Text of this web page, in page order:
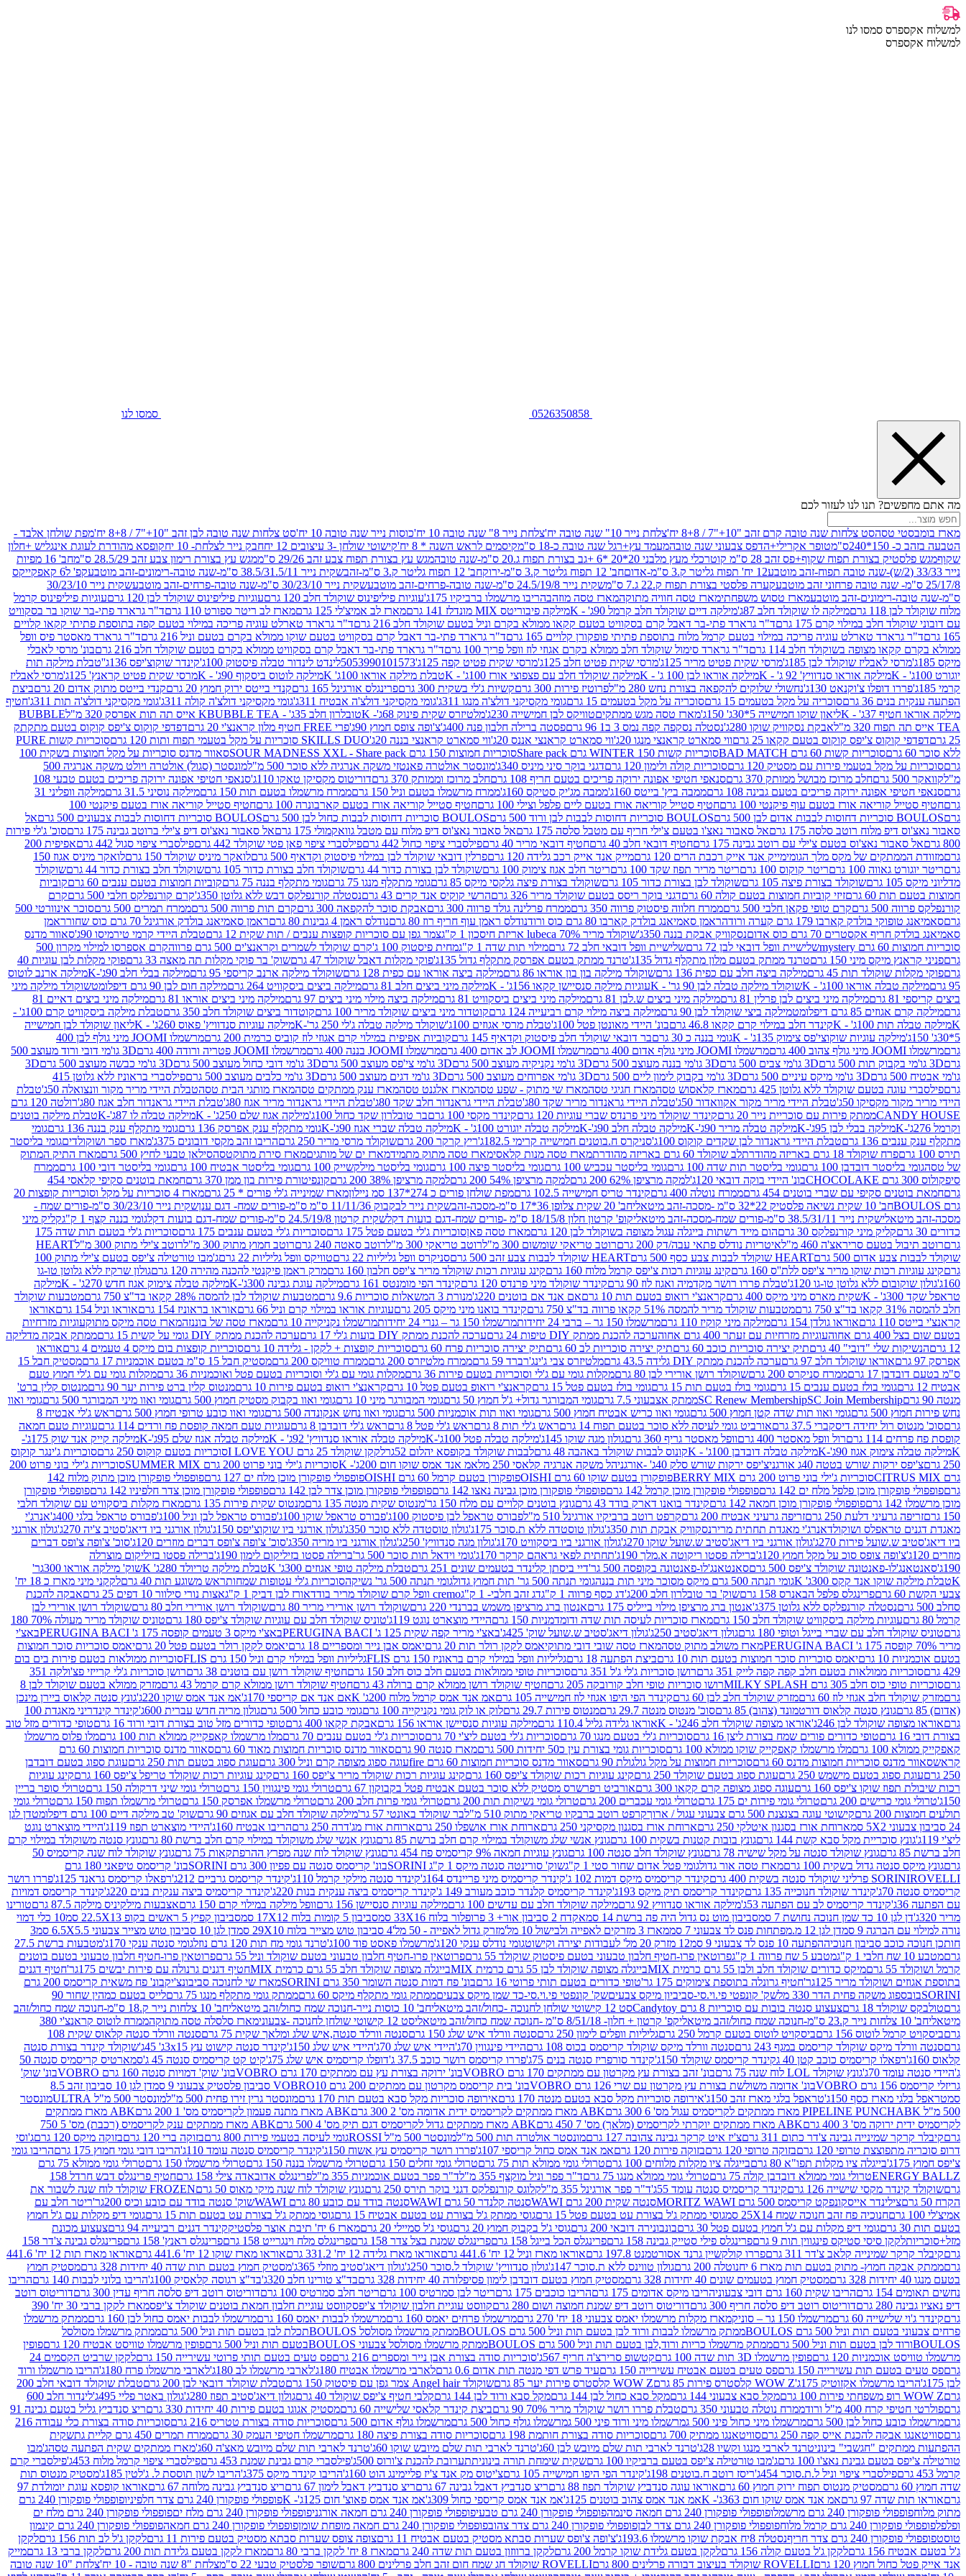
למשלוח אקספרס סמסו לנו
למשלוח אקספרס
0526350858 סמסו לנו
מה אתם מחפשים? תנו לנו לעזור לכם
מארז בומבסטי טסהסט צלחות שנה טובה קרם זהב "10+"7 / 8+8 יח' צלחת נייר 10" שנה טובה יח' צלחת נייר 8" שנה טובה 10 יח' כוסות נייר שנה טובה 10 יח' סט צלחות שנה טובה לבן זהב "10+"7 / 8+8 יח'
מפת שולחן אלבד -
הטבעה בזהב כ- 150*240ס"מ
טופר אקרילי+הדפס צבעוני שנה טובהמעמד עץ+רגל שנה טובה כ-18 ס"מ קיסמים לראש השנה * 8 יח' קישוטי שולחן -3 עיצובים 12 יח חבק נייר לצלחת- 10 יח
קופסא מהודרת לעוגת אינגליש +חלון
שקוףמגש פלסטיק בצורת תפוח שקוף+פס זהב 28 ס"מ קוטר כלי מעץ מלבני 20*20 *6 +גב בצורת תפוח ג.20 ס"מ-שנה טובה מגש עץ בצורת תפוח צבע זהב 29/26 ס"מ מגש עץ בצורת רימון צבע זהב 28.5/29 ס"מ
חב' 16 מפיות
נייר 33/33 (2/ש)-שנה טובה תפוח-זהב מוטבע
12 יח' תפוח גליטר ק.3 ס"מ-אדום חב' 12 תפוח גליטר ק.3 ס"מ-ירוק חב' 12 תפוח גליטר ק.3 ס"מ-זהב שקית נייר 38.5/31.5/11 ס"מ-שנה טובה-רימונים-זהב מוטבע
קפ' ל6 קאפקייקס
25/17/8 ס"מ- שנה טובה פרחוני זהב מוטבע
קערה פלסטי בצורת תפוח ק.22 ג.7 ס"מ שקית נייר 24.5/19/8 ס"מ-שנה טובה-פרחים-זהב מוטבע שקית נייר 30/23/10 ס"מ-שנה טובה-פרחים-זהב מוטבע
שקית נייר 30/23/10
ס"מ-שנה טובה-רימונים-זהב מוטבעמארז טסוש משפחתימארז טסה חוויה מתוקהמארז טסה מוזהבהריבו מרשמלו ברביקיו 175ג' עוגיות פיליפינוס שוקולד חלב 120 גרם עוגיות פיליפינוס שוקולד לבן 120 גרם
עוגיות פיליפינוס קרמל
מלוח שוקולד לבן 118 גרם
מילקה לו שוקולד חלב 87ג' מילקה דיים שוקולד חלב קרמל 90ג' - K מילקה פיבוריטס MIX מונדלז 141 גרם מארז לב אמיצ'לי 125 גרם מארז לב ריטר ספורט 110 גרם
ד"ר גרארד פתי-בר שוקו בר בסקוויט
עם דובוני שוקולד חלב במילוי קרם 175 גרם
ד"ר גרארד פתי-בר דאבל קרם בסקוויט בטעם קקאו ממולא בקרם וניל בטעם שוקולד חלב 216 גרם
ד"ר גרארד טארלט עוגיה פריכה במילוי בטעם קפה בתוספת פתיתי קקאו קלויים
165 גרם
ד"ר גרארד טארלט עוגיה פריכה במילוי בטעם קרמל מלוח בתוספת פתיתי פופקורן קלויים 165 גרם ד"ר גרארד פתי-בר דאבל קרם בסקוויט בטעם שוקו ממולא בקרם בטעם וניל 216 גרם
ד"ר גרארד מאסטר פיס וופל
ממולא בקרם קקאו מצופה בשוקולד חלב 114 גרם
ד"ר גרארד סימול שוקולד חלב ממולא בקרם אגוזי לוז וופל פריך 100 גרם ד"ר גרארד פתי-בר דאבל קרם בסקוויט ממולא בקרם בטעם שוקולד חלב 216 גרם
בונ' מרסי לאבלי
מיקס 185ג'
מרסי לאבליז שוקולד לבן 185ג' מרסי שקית פטיט מריר 125ג' מרסי שקית פטיט חלב 125ג' מרסי שקית פטיט קפה 125ג' 5053990101573לינדט לינדור טבלה פיסטוק 100ג' קינדר שוקוצ'יפס 136ג'
'טבלת מילקה תות
יוגורט 100ג' - K
מילקה אוראו סנדוויץ' 92 ג' - K מילקה אוראו לבן 100 ג' - K מילקה שוקולד חלב עם פצפוצי אורז 100ג' - K טבלת מילקה אוראו 100ג' K מילקה לוטוס ביסקוף 90ג' - K מרסי שקית פטיט קראנץ' 125ג'
מרסי לאבליז
קרמי 185ג'
פררו דופלו צ'וקנאט 130ג' נחשולי שלוקים להקפאה בצורת נחש 280 מ"ל פרוטיז פירות 300 גרם קשיות ג'לי בשקית 300 גרם פרינגלס אורגינל 165 גרם קנדי בייטס ירוק חמוץ 20 גרם קנדי בייטס מתוק אדום 20 גרם
ביצת
הפתעה ענקית בנים 36 גרם
סוכריה על מקל בטעמים 15 גרם סוכריה על מקל בטעמים 15 גרם גומי מקסיקני דולצ'ה מנגו 311ג' גומי מקסיקני דולצ'ה אבטיח 311ג' גומי מקסיקני דולצ'ה קולה 311ג' גומי מקסיקני דולצ'ה תות 311ג'
חטיף
מילקה אוראו חטיף 37ג' - K
ליאון שוקו חמישייה 5*30ג' 150ג' מארז טסה מגש ממתקיםטוויקס לבן חמישייה 230ג' מלטיזרס שקית פינוק 68ג'- K טובלרון חלב 35ג' - K BUBBLE TEA אייס תה תות אפרסק 320 מ"ל
BUBBLE
TEA אייס תה תפוח 320 מ"ל
אבקת נסקוויק שוקו 280ג' נסטלה נסקפה קפה נמס 3 ב1 96 גרם פסטה ברילה חלבון פנה 400ג' צ'ופה צופס חמוץ 90ג' פרי FREE חטיף מלון קראנצ'י 20 גרם
דפדפי קוקוס צ'יפס קוקוס בטעם מתקתק
25 גרם
דפדפי קוקוס צ'יפס קוקוס בטעם קקאו 25 גרם ווי סמארט קראנצי מנגו 20ג' ווי סמארט קראנצי אננס 20ג' ווי סמארט קראנצי בננה 20ג' SKILLS DUO סוכריות על מקל בטעמי תפוח ותות 120 גרם
סוכריות קשות PURE
ללא סוכר 60 גרם
סוכריות קשות 60 גרם BAD MATCH סוכריות קשות WINTER 150 גרם Share pack סוכריות חמוצות 150 גרם SOUR MADNESS XXL - Share pack
סאוור מדנס סוכריות על מקל חמוצות בשקית 100
גרםסוכריות על מקל בטעמי פירות עם מסטיק 120 גרם סוכריות קולה ולימון 120 גרם דגני בוקר סיני מיניס 340ג' מונסטר אולטרה פאנטזי משקה אנרגיה ללא סוכר 500 מ"ל
מונסטר (סגול) אולטרה ויולט משקה אנרגיה 500
מ"לקוואקר 500 גרם חלב מרוכז מבושל ממותק 370 גרם סנאפי חטיפי אפונה ירוקה פריכים בטעם חריף 108 גרם חלב מרוכז וממותק 370 גרם דוריטוס מקסיקן טאקו 110ג'
סנאפי חטיפי אפונה ירוקה פריכים בטעם טבעי 108
גרםסנאפי חטיפי אפונה ירוקה פריכים בטעם גבינה 108 גרם ממבה ביץ' בייטס 160ג' ממבה מג'יק סטיקס 160ג' ממרח מרשמלו בטעם וניל 150 גרם ממרח מרשמלו בטעם תות 150 גרם מילקה נוסיני 31.5 גרם
מילקה וופליני 31
גרםחטיף סטייל קוריאה אורז בטעם עוף פיקנטי 100 גרם חטיף סטייל קוריאה אורז בטעם ליים פלפל וצילי 100 גרם חטיף סטייל קוריאה אורז בטעם קארבונרה 100 גרם
חטיף סטייל קוריאה אורז בטעם פיקנטי 100
גרםBOULOS סוכריות דחוסות לבבות אדום לבן 500 גרם BOULOS סוכריות דחוסות לבבות לבן ורוד 500 גרם BOULOS סוכריות דחוסות לבבות כחול לבן 500 גרם BOULOS סוכריות דחוסות לבבות צבעונים 500 גרם
אל
סאבור נאצ'וס דיפ מלוח רוטב סלסה 175 גרם
אל סאבור נאצ'ו בטעם צ'ילי חריף עם מטבל סלסה 175 גרם אל סאבור נאצ'וס דיפ מלוח עם מטבל גוואקמולי 175 גרם אל סאבור נאצ'וס דיפ צ'ילי ברוטב גבינה 175 גרם
סוכ' ג'לי פירות
800 גרם
אל סאבור נאצ'וס בטעם צ'ילי עם רוטב גבינה 175 גרם חטיף דובאי חלב 40 גרם חטיף דובאי מריר 40 גרם פילסברי ציפוי כחול 442 גרם פילסברי ציפוי פאן פטי שוקולד 442 גרם פילסברי ציפוי סגול 442 גרם
אפיפית 200
גרםמזוודת הממתקים של מקס מלך הגומימייק אנד אייק רכבת הרים 120 גרם מייק אנד אייק רכב גלידה 120 גרם פרלין דובאי שוקולד לבן במילוי פיסטוק וקדאיף 500 גרם לואקר מיניס שוקולד 150 גרם
לואקר מיניס אגוז 150
גרםריטר יוגורט גאווה 100 גרם ריטר קוקוס 100 גרם ריטר מריר תפוז שקד 100 גרם ריטר חלב אגוז צימוק 100 גרם שוקולד לבן בצורת כדור 44 גרם שוקולד חלב בצורת כדור 105 גרם שוקולד חלב בצורת כדור 44 גרם
שוקולד
מדליוני מיקס 105 גרם
שוקולד בצורת פיצה 105 גרם שוקולד לבן בצורת כדור 105 גרם שוקולד בצורת פיצה גלקסי מיקס 85 גרם גומי מתקלף מנגו 75 גרם גומי מתקלף בננה 75 גרם קוביות חמוצות בטעם ענבים 60 גרם
קוביות
חמוצות בטעם תות 60 גרם
זיזי קוביות חמוצות בטעם קולה 60 גרם דגני בוקר ריסס בטעם שוקולד מריר 326 גרם הרשי קוקיס אנד קרים 43 גרם נסטלה קורנפלקס דבש ללא גלוטן 350ג' קרם קורנפלקס חלבי 500 גרם
קרם
קורנפלקס פרווה 500 גרם
קרם טופי פקאן חלבי 500 גרם ממרח חלווה פיסטוק פרווה 350 גרם ממרח פרלינה גולד פרווה 300 גרם אבקת סוכר להקפאה 300 גרם קרם תות פרווה 500 גרם ממרח תמרים 500 גרם
סוכר אינוורטי 500
גרםסאמיאנג טופוקי בולדק קארבו 179 גרם קערה ורודה ראמן סאמיאנג בולדק קארבו 80 גרם כוס ורוד נודלס ראמן עוף חריף רוז 80 גרם נודלס ראמן 4 גבינות 80 גרם ראמן סאמיאנג בולדק אורגינל 70 גרם כוס שחור
ראמן
סאמיאנג בולדק חריף אקסטרים 70 גרם כוס אדום
נסקוויק אבקת בננה 350ג' שוקולד מריר 70% lubeca אריזת חיסכון 1 ק"ג צמר גפן עם סוכריות קופצות ענבים / תות שקית 12 גרם טבלת היידי קרמי טירמיסו 90ג'
סאוור מדנס
סוכריות חמוצות 60 גרם mystery
שלישיית וופל דובאי לבן 72 גרם שלישיית וופל דובאי חלב 72 גרם מילוי תות שדה 1 ק"ג מחית פיסטוק 100 ג' קרם שוקולד לשמרים וקראנצ'ים 500 גרם פרווה
קרם אספרסו למילוי מקרון 500
גרםפניני קראנץ מיקס מיני 150 גרם טרנד ממתק בטעם מלון מתקלף גדול 135ג' טרנד ממתק בטעם אפרסק מתקלף גדול 135ג' פוקי מקלות דאבל שוקולד 47 גרם שוק' בר פוקי מקלות תה מאצה 33 גרם
פוקי מקלות לבן עוגיות 40
גרםפוקי מקלות שוקולד תות 45 גרם מילקה ביצה חלב עם כפית 136 גרם שוקולד מילקה בון בון אוראו 86 גרם מילקה ביצה אוראו עם כפית 128 גרם שוקולד מילקה ארנב קריספי 95 גרם מילקה בבלי חלב 90ג'-K
מילקה ארנב לוטוס
95 גרם
מילקה טבלה אוראו 100ג' - K שוקולד מילקה טבלה לבן 90 גר' - K עוגיות מילקה סנסיישן קקאו 156ג' - K מילקה מיני ביצים חלב 81 גרם מילקה ביצים ביסקוויט 264 גרם מילקה חום לבן 90 גרם דיפלומט
שוקולד מילקה מיני
ביצים קריספי 81 גרם
מילקה מיני ביצים לבן פרלין 81 גרם מילקה מיני ביצים ש.לבן 81 גרם מילקה מיני ביצים ביסקוויט 81 גרם מילקה ביצה מילוי מיני ביצים 97 גרם מילקה מיני ביצים אוראו 81 גרם
מילקה מיני ביצים דאיים 81
גרםמילקה קרם אגוזים 85 גרם דיפלומט מילקה ביצי שוקולד לבן 90 גרם מילקה ביצה מילוי קרם רביעייה 124 גרם קוטדור מיני ביצים שוקולד מריר 100 גרם קוטדור ביצים שוקולד חלב 350 גרם
טבלת מילקה ביסקוויט קרם 100ג' -
Kמילקה טבלה תות 100ג' - K קינדר חלב במילוי קרם קקאו 46.8 גרם בונ' היידי מאונטן פטל 100ג' טבלת מרסי אגוזים 100ג' שוקולד מילקה טבלה ג'לי 250 גר'-K מילקה עוגיות סנדוויץ' פאוס 260ג' - K
ליאון שוקולד לבן חמישייה
5*30ג' 150ג'
מילקה עוגיות שוקוצי'פס צימוק 135ג' - K גומי בננה כ 30 גרם בר דובאי שוקולד חלב פיסטוק וקדאיף 145 גרם קוביות אפיפית במילוי קרם אגוזי לוז קוביס כרמית 200 גרם
מרשמלו JOOMI מיני גולף לבן 400
גרםמרשמלו JOOMI מיני גולף צהוב 400 גרם מרשמלו JOOMI מיני גולף אדום 400 גרם מרשמלו JOOMI לב אדום 400 גרם מרשמלו JOOMI בננה 400 גרם מרשמלו JOOMI פטריה ורודה 400 גרם
3D גו'מי דובי ורוד מעוצב 500
גרם3D גו'מי בקבוק תות 500 גרם 3D גו'מי צבים 500 גרם 3D גו'מי בננה מעוצב 500 גרם 3D גו'מי נקניקיה מעוצב 500 גרם 3D גו'מי צי'פס מעוצב 500 גרם 3D גו'מי דובי כחול מעוצב 500 גרם 3D גו'מי כבשה מעוצב 500 גרם
3D
גו'מי אבטיח 500 גרם
3D גו'מי מיקס עיניים 500 גרם 3D גו'מי בקבוק לימון ליים 500 גרם 3D גו'מי אפרוחים מעוצב 500 גרם 3D גו'מי דגים מעוצב 500 גרם 3D גו'מי כלבים מעוצב 500 גרם
פילסברי בראוניז ללא גלוטן 415
גרםפילסברי עוגה בטעם שוקולד ללא גלוטן 425 גרם מארז קלאסוש טסהמארז חגיגי טסהמארז שי מתוק - שפע טסהמארז אלגנט טסהמארז ענק ממתקים טסהמארז מותגי הבית טסהטבלת היידי מריר מקור וונצואלה 50ג'
טבלת
היידי מריר מקור מקסיקו 50ג'
טבלת היידי מריר מקור אקוואדור 50ג' טבלת היידי גראנדור מריר שקד 80ג' טבלת היידי גראנדור חלב שקד 80ג' טבלת היידי גראנדור מריר אגוז 80ג' טבלת היידי גראנדור חלב אגוז 80ג'
רולטה 120 גרם
CANDY HOUSEממתק פירות עם סוכריית נייר 20 גרם קינדר שוקולד מיני פרנדס שברי עוגיות 120 גרם קינדר מקסי 100 גרם בר טובלרון שקד כחול 100ג' מילקה אגוז שלם 250ג' - K מילקה טבלה לו 87ג'-K
טבלת מילקה בוטנים
וקרמל 276ג'-K
מילקה בבלי לבן 95ג'-K מילקה טבלה מריר 90ג'-K מילקה טבלה חלב 90ג'-K מילקה טבלה יוגורט 100ג' - K מילקה טבלה שברי אגוז 90ג'-K גומי מתקלף ענק אפרסק 136 גרם גומי מתקלף ענק בננה 136 גרם
גומי
מתקלף ענק ענבים 136 גרם
טבלת היידי גראנדור לבן שקדים קוקוס 100ג' סניקרס ח.בוטנים חמישייה קרימי 182.5ג' ריץ קרקר 200 גרם שוקולד מרסי מריר 250 גרם הריבו זהב מקסי דובונים 375ג' מארז ספר ושוקולדיםגומי בליסטר
תירס 100 גרם
פרח שוקולד 18 גרם באריזה מהודרת לב שוקולד 60 גרם באריזה מהודרת מארז טסה מנות קלאסימארז טסה מתוק מתמידמארז ים של מותגיםמארז סירת מתוקטסהסילאן טבעי לחיץ 500 גרם
מארז התיק המתוק
של טסהגומי בליסטר דובדבן 100 גרם גומי בליסטר תות שדה 100 גרם גומי בליסטר עכביש 100 גרם גומי בליסטר פיצה 100 גרם גומי בליסטר מילקשייק 100 גרם גומי בליסטר אבטיח 100 גרם גומי בליסטר דובי 100 גרם
ממרח
סיפקולוס 300 גרם CHOCOLAKE
בונ' היידי בוקה דובאי 120ג' למקה מרציפן 62% 200 גרם למקה מרציפן 54% 200 גרם למקה מרציפן 38% 200 גרם קונפיטורת פירות בון ממן 370 גרם
חמאת בוטנים סקיפי קלאסי 454
גרםחמאת בוטנים סקיפי עם שברי בוטנים 454 גרם ממרח נוטלה 400 גרם קינדר טריס חמישייה 102.5 גרם מפת שולחן פורים כ 274*137 סמ ניילון מארז שמינייה ג'לי פורים * 25 גרם
מארז 4 סוכריות על מקל וסוכריות קופצות 20
גרם BOULOS
חב' 10 שקית נשיאה פלסטיק 22*32 ס"מ -מסכה-זהב מיטאלי חב' 20 שקית צלופן 36*17 ס"מ-מסכה-זהב שקית נייר לבקבוק 11/11/36 ס"מ ס"מ-פורים שמח- דגם ענן
שקית נייר 30/23/10 ס"מ-פורים שמח -
מסכה-זהב מיטאלישקית נייר 38.5/31/11 ס"מ-פורים שמח-מסכה-זהב מיטאלי קופ' קרטון חלון 18/15/8 ס"מ -פורים שמח-דגם בועות דקל שקית קרטון 24.5/19/8 ס"מ-פורים שמח-דגם בועות דקל גומי בננה קצף 1 ק"ג
קליק מיני
כדורים 30 גרם
קליק מיני קורנפלקס 30 גרם הום מייד רשתות בייגלה עגול מצופה בשוקולד לבן 120 גרם מארז טסה פאןסוכריות ג'לי בטעם פטל 175 גרם סוכריות ג'לי בטעם ענבים 175 גרם
סוכריות ג'לי בטעם תות שדה 175
גרםרוטב תיבול בטעם סריראצ'ה 460 מ"ל איטריות נודלס פתאי עבה/דק 200 גרם רוטב טריאקי שומשום 300 מ"ל רוטב טריאקי 300 מ"ל רוטב סאטה 240 גרם רוטב חמוץ מתוק 300 מ"ל רוטב צ'ילי מתוק 300 מ"ל
HEART
שוקולד לבבות צבע אדום 500 גרם
HEART שוקולד לבבות צבע כסף 500 גרם HEART שוקולד לבבות צבע זהב 500 גרם סניקרס וופל גליליות 22 גרם טוויקס וופל גליליות 22 גרם
ג'מבו טורטילה צ'יפס בטעם צ'ילי מתוק 100
גרםקינג עוגיות רכות שוקו מריר צ'יפס ללת''ס 160 גרם קינג עוגיות רכות צ'יפס קרמל מלוח 160 גרם קינג עוגיות רכות שוקולד מריר צ'יפס חלבון 160 גרם מרק ראמן פיקנטי להכנה מהירה 120 גרם
גולון שרקיז ללא גלוטן טו-גו
160ג' גולון שוקובום ללא גלוטן טו-גו 120ג' טבלת פררו רושר מקדמיה ואגוז לוז 90 גרם קינדר שוקולד מיני פרנדס 120 גרם קינדר הפי מומנטס 161 גרם מילקה עוגת גבינה 300ג'-K מילקה טבלה צימוק אגוז חדש 270ג' - K
מילקה
טראפל שקד 300ג' - K
שקית מארס מיני מיקס 400 גרם קראנצ'י רואופ בטעם תות 10 גרם אם אנד אם בוטנים 220ג' מנורת 3 המשאלות סוכריות 9.6 גרם מטבעות שוקולד לבן להמסה 28% קקאו בד"צ 750 גרם
מטבעות שוקולד
חלב להמסה 31% קקאו בד"צ 750 גרם
מטבעות שוקולד מריר להמסה 51% קקאו פרווה בד"צ 750 גרם קינדר בואנו מיני מיקס 205 גרם עוגיות אוראו במילוי קרם וניל 66 גרם אוראו בראוניז 154 גרם אוראו וניל 154 גרם
אוראו
קראנצ'י בייטס 110 גרם
אוראו גולדן 154 גרם מילקה מיני קוקיז 110 גרם מרשמלו 150 גר – ברבי 24 יחידות מרשמלו 150 גר – גנרי 24 יחידות מרשמלו נקניקייה 10 גרם מארז טסה של בוננזהמארז טסה מיקס מתוקעוגיות מזרחיות
בטעם שום בצל 400 גרם אחוה
עוגיות מזרחיות עם זעתר 400 גרם אחוה ערכה להכנת ממתק DIY טיפות 24 גרם ערכה להכנת ממתק DIY בועות ג'לי 17 גרם ערכה להכנת ממתק DIY גומי על קשית 15 גרם
ממתק אבקה מדליקה
12 גרם
הנשיקות שלי "דובי" 40 גרם תיק יצירה סוכריות כוכב 60 גרם תיק יצירה סוכריות לב 60 גרם תיק יצירה סוכריות פרח 60 גרם סוכריות קופצות + לקקן - גלידה 10 גרם סוכריות קופצות בום מיקס 4 טעמים 4 גרם
אוראו
אפרסק 97 גרם
אוראו שוקולד חלב 97 גרם ערכה להכנת ממתק DIY גלידה 43.5 גרם מלטיזרס צבי ג'ינג'רברד 59 גרם ממרח מלטיזרס 200 גרם ממרח טוויקס 200 גרם מסטיק חבל 15 ס"מ בטעם אוכמניות 17 גרם
מסטיק חבל 15
ס"מ בטעם דובדבן 17 גרם
ממרח סניקרס 200 גרם שוקולד רושן אורירי לבן 80 גרם מקלות גומי עם ג'לי וסוכריות בטעם פירות 36 גרם מקלות גומי עם ג'לי וסוכריות בטעם פטל ואוכמניות 36 גרם
מקלות גומי עם ג'לי חמוץ טעם
אבטיח 12 גרם
גומי בולז בטעם ענבים 15 גרם גומי בולז בטעם תות 15 גרם גומי בולז בטעם פטל 15 גרם קראנצ'י רואופ בטעם פטל 10 גרם קראנצ'י רואופ בטעם פירות 10 גרם מנטוס קלין ברט פירות יער 90 גרם
מנטוס קלין ברט'
מנטה 90 גרם
SC Renew MembershipSC Join Membership ממתק אצבעוני 7.5 גרם גומי המבורגר גדול+ ג'ל חמוץ 50 גרם גומי המבורגר מיני 10 גרם גומי ואוו בקבוק מסטיק חמוץ 500 גרם גומי ואוו מיני המבורגר 500 גרם
גומי ואוו
נחש פירות חמוץ 500 גרם
גומי ואוו תות שדה קטן חמוץ 500 גרם גומי ואוו כריש אבטיח חמוץ 500 גרם גומי ואוו תות אוכמניות 500 גרם גומי ואוו נחש אנקונדה 500 גרם גומי ואוו כובע טרופי חמוץ 500 גרם
ראש ג'לי אבטיח 8
גרםסוכ' מנטוס רול יחידה דיסקברי 37.5 גרם אורביט גומי לעיסה ללא סוכר בטעם תפוח 14 גרם ראש ג'לי תות 8 גרם ראש ג'לי פטל 8 גרם ראש ג'לי דובדבן 8 גרם עוגיות טעם חמאה קופסת פח ורדים 114 גרם
עוגיות טעם חמאה
קופסת פח פרחים 114 גרם
רול וופל מאסטר 400 גרם וופל מאסטר גריף 360 גרם גולון מגה שוקו 145ג' מילקה טבלה פטל 100ג'-K מילקה טבלה אוראו סנדוויץ' 92ג' - K מילקה טבלה אגוז שלם 95ג'-K
מילקה קייק אנד שוק 175ג'-
Kמילקה טבלה צימוק אגוז 90ג'-K מילקה טבלה דובדבן 100ג' - K קונוס לבבות שוקולד באהבה 48 גרם לבבות שוקולד בקופסא יהלום 52גר לקקן שוקולד 25 גרם I LOVE YOU סוכריות בטעם קוקוס 250 גרם
סוכריות ג'ינגר קוקוס
250 גרם
צ'יפס ירקות שורש בטטה 40ג אורגני צ'יפס ירקות שורש סלק 40ג' -אורגני הל משקה אנרגיה קלאסי 250 מל אמ אנד אמס שוקו חום 200ג'- K סוכריות ג'ילי בוני פרוט 200 גרם SUMMER MIX
סוכריות ג'ילי בוני פרוט 200
גרם CITRUS MIX
סוכריות ג'ילי בוני פרוט 200 גרם BERRY MIX פופקורן בטעם שוקו 60 גרם OISHI פופקורן בטעם קרמל 60 גרם OISHI פופפולי פופקורן מוכן מלח ים 127 גרם
פופפולי פופקורן מוכן מתוק מלוח 142
גרםפופפולי פופקורן מוכן פלפל מלח ים 142 גרם פופפולי פופקורן מוכן קרמל 142 גרם פופפולי פופקורן מוכן גבינה נאצו 142 גרם פופפולי פופקורן מוכן צדר לבן 142 גרם פופפולי פופקורן מוכן צדר חלפיניו 142 גרם
פופפולי פופקורן
מוכן מרשמלו 142 גרם
פופפולי פופקורן מוכן חמאה 142 גרם קינדר בואנו דארק בודד 43 גרם גונץ בוטנים קלויים עם מלח 150 גר' מנטוס שקית מנטה 135 גרם מנטוס שקית פירות 135 גרם
מארז מקלות ביסקוויט עם שוקולד חלבי
150 גרם
זריפה גרעיני דלעת 250 גרם זריפה גרעיני אבטיח 200 גרם קרפט רוטב ברביקיו אורגינל 510 מ"ל פבורס טראפל לבן פיסטוק 100ג' פבורס טראפל שוקו 100ג' פבורס טראפל לבן וניל 100ג' פבורס טראפל בלגי 400ג'
אנרג'י
מאגדת דגנים טראפלס ושוקולדאנרג'י מאגדת תחתית מרירנסקוויק אבקת תות 350ג' גולון טוסטדה ללא ת.סוכר 175ג' גולון טוסטדה ללא סוכר 350ג' גולון אורגני ביו שוקוצ'יפס 150ג' גולון אורגני ביו דיאג'סטיב צ'יה 270ג'
גולון אורגני
ביו דיאג'סטיב ש.שועל פירות 270ג'
גולון אורגני ביו דיאג'סטיב ש.שועל שוקו 270ג' גולון אורגני ביו ביסקוויט 170ג' גולון מגה סנדוויץ' 250ג' גולון אורגני ביו מריה 350ג' סוכ' צ'ופה צ'ופס דברים מוזרים 120ג'
סוכ' צ'ופה צ'ופס דברים
מוזרים 120ג'
צ'ופה צופס סוכ על מקל חמוץ 120ג' ברילה פסטו ריקוטה א.מלך 190ג' תחתית לפאי גראהם קרקר 170ג' גומי וידאל תות סוכר 500 גר' ברילה פסטו בזיליקום לימון 190ג'
ברילה פסטו בזיליקום מוצרלה
190ג' סאנטאנג'לו-פאנטונה שוקולד צ'יפס 500 גרם סאנטאנג'לו-פאנטונה בקופסה 500 גר' דיי ביסתן קלינדר בטעמים שונים 251 גרם טבלת מילקה טופי אגוזים 300ג' K טבלת מילקה טריולד 280ג' K
שוק' מילקה אוראו 300גר'
Kטבלת מילקה שוקו אנד קקס 300ג' K גומי תנתה 500 גרם מיקס מסוכר מיני תות בננה גומי תנתה 500 גר' תות חמוץ גדול גומי תנתה 500 גר' נשיקה סוכריות ג'לי עטופות שמחותראש משוגע תות 40 גרם
לקקני מיני מארז כ 18 יח'
צבעי הקשת 60 גרם
פרינגלס פלפל הבאנרס 158 גרם שוק' בר טובלרון חלב 200ג' דג כסף פרווה 1 ק"ג דג זהב חלבי- 1 ק"ג cremo וופל קרם שוקולד מריר בודד אורז לבן דביק 1 ק"ג אצות נורי סילוור 10 דפים 25 גרם
אבקה להכנת
סחלב 500 גרם
נסטלה קורנפלקס ללא גלוטן 375ג' אנטון ברג מרציפן מילוי בייליס 175 גרם אנטון ברג מרציפן משמש בברנדי 220 גרם שוקולד רושן אורירי מריר 80 גרם שוקולד רושן אורירי חלב 80 גרם
שוקולד רושן אורירי לבן
קרמל 80 גרם
עוגיות מילקה ביסקוויט שוקולד חלב 150 גרם מארז סוכריות לעיסה תות שדה ודומדמניות 150 גרם היידי מוצארט נוגט 119ג' טוניס שוקולד חלב עם עוגיות שוקולד צ'יפס 180 גרם
טוניס שוקולד מריר מעולה 70% 180
גרםטוניס שוקולד חלב עם שברי בייגל וטופי 180 גרם גולון דיאג'סטיב 250ג' גולון דיאג'סטיב ש.שועל שוק' 425ג' באצ'י מריר קפה שקית 125 ג' PERUGINA BACI באצ'י מיקס 3 טעמים קופסה 175 ג' PERUGINA BACI
באצ'י
מריר 70% קופסה 175 ג' PERUGINA BACI
מארז משולב מתוק טסהמארז טסה שובי דובי מתוקיאמס לקקן רולר תות 20 גרם יאמס אבן נייר ומספריים 18 גרם יאמס לקקן רולר בטעם פטל 20 גרם
יאמס סוכריות סוכר חמוצות
בטעם אוכמניות 10 גרם
יאמס סוכריות סוכר חמוצות בטעם תות 10 גרם ביצת הפתעה 18 גרם גליליות וופל במילוי קרם בראוניז 150 גרם FLIS גליליות וופל במילוי קרם וניל 150 גרם FLIS
סוכריות ממולאות בטעם פירות בים בום
429 גרם
סוכריות ממולאות בטעם חלב קפה קפה לייק 351 גרם רושן סוכריות ג'לי ג'ל 351 גרם סוכריות טופי ממולאות בטעם חלב כוס חלב 150 גרם חטיף שוקולד רושן עם בוטנים 38 גרם
רושן סוכריות ג'לי קרייזי פצ'ולקה 351
גרםסוכריות טופי כוס חלב 305 גרם MILKY SPLASH רושו סוכריות טופי חלב קורובקה 205 גרם חטיף שוקולד רושן ממולא קרם ברולה 43 גרם חטיף שוקולד רושן ממולא קרם קרמל 43 גרם
מזרק ממולא בטעם שוקולד לבן 8
גרםמזרק שוקולד חלב אגוזי לוז 60 גרם מזרק שוקולד חלב לבן 60 גרם קינדר הפי היפו אגוזי לוז חמישייה 105 גרם אמ אנד אמס קרמל מלוח 200ג' K אם אנד אם קריספי 170ג' אמ אנד אמס שוקו 220ג'
גונץ סנטה קלאוס ביירן מינכן
(אדום) 85 גרם
גונץ סנטה קלאוס דורטמונד (צהוב) 85 גרם סוכ' מנטוס מנטה 29.7 גרם מנטוס פירות 29.7 גרם לוק או לוק גומי נקניקייה 100 גרם גומי כובע כחול 500 גרם גולון מריה חדש עברית 600ג'
קינדר קינדריני מאגדת 100
גרםאוראו מצופה שוקולד לבן 246ג' אוראו מצופה שוקולד חלב 246ג' - K אוראו גלידה גליל 110.4 גרם מילקה עוגיות סנסיישן אוראו 156 גרם אבקת קקאו 400 גרם טופי כדורים מזל טוב בצורת דובי ורוד 16 גרם
טופי כדורים מזל טוב
בצורת דובי 16 גרם
טופי כדורים פורים שמח בצורת ליצן 16 גרם סוכריות ג'לי בטעם מנגו 70 גרם סוכריות ג'לי בטעם ליצ'י 70 גרם סוכריות ג'לי בטעם ענבים 70 גרם מלו מרשמלו קאפקייק ממולא תות 100 גרם
מלו פלוס מרשמלו
קאפקייק ממולא 100 גרם
מלו מרשמלו קאפקייק שוקו ממולא 100 גרם סוכריות גומי בצורת עין כ50 יחידות 500 גרם מארז סנטה 90 גרם סאוור מדנס סוכריות חמוצות מאוד 60 גרם
סאוור מדנס סוכריות חמוצות 60 גרם
קראשסאוור מדנס סוכריות חמוצות מדנס 60 גרם סוכריות חמוצות על מקל גולגולת 90 גרם סאוור מדנס סוכריות חמוצות 60 גרם fire עוגה ספוג מצופה קרם וניל 300 גרם עוגת ספוג בטעם תות 250 גרם
עוגת ספוג בטעם דובדבן
250 גרם
עוגת ספוג בטעם מישמש 250 גרם עוגת ספוג בטעם שוקולד 250 גרם קינג עוגיות רכות שוקולד צ'יפס 160 גרם קינג עוגיות רכות שוקולד מריר צ'יפס 160 גרם קינג עוגיות רכות שוקולד טריפל צ'יפס 160 גרם
קינג עוגיות
רכות שיבולת תפוז שוקו צ'יפס 160 גרם
עוגה ספוג מצופה קרם קקאו 300 גרם אורביט רפרשרס מסטיק ללא סוכר בטעם אבטיח פטל בקבוקון 67 גרם טרולי גומי פינגווין 150 גרם טרולי גומי שיני דרקולה 150 גרם
טרולי סופר בריין
150ג' טרולי גומי כרישים 200 גרם טרולי גומי פירות ים 175 גרם טרולי גומי עכברים 200 גרם טרולי גומי נשיקות תות 200 גרם טרולי גומי פרות חלב 200 גרם טרולי מרשמלו אפרסק 150 גרם טרולי מרשמלו תפוח 150 גרם
טרולי גומי
תולעים חמוצות 200 גרם
קישוטי עוגה בצנצנת 500 גרם צבעוני עגול / ארוך קרפט רוטב ברבקיו טריאקי מתוק 510 מ"ל בר שוקולד באונטי 57 גר' מילקה שוקולד חלב עם אגוזים 90 גרם שוק' טב מילקה דיים 100 גרם דיפלומט
דן לגן
24 סביבון צבעוני 5X2 סמ
ארוחת אורז בסגנון איטלקי 250 גרם ארוחת אורז בסגנון מקסיקני 250 גרם ארוחת אורז אושפלו 250 גרם ארוחת אורז מג'דרה 250 גרם הריבו אבטיח 160ג' היידי מוצארט תפוז 119ג'
היידי מוצארט נוגט
ליצ'י 119ג'
גונץ סוכריית מקל סבא קשת 144 גרם גונץ בובות קטנות בשקית 100 גרם גונץ אנשי שלג משוקולד במילוי קרם חלב ברשת 85 גרם גונץ אנשי שלג משוקולד במילוי קרם חלב ברשת 80 גרם
גונץ סנטה משוקולד במילוי קרם
חלב ברשת 85 גרם
גונץ שוקולד סנטה על מקל שישיה 78 גרם גונץ שוקולד חלב סנטה 100 גרם גונץ עוגיות חמאה 9% קריסמיס פח 454 גרם גונץ שוקולד לוח שנה מפרץ ההרפתקאות 75 גרם
גונץ שוקולד לוח שנה קריסמיס 50
גרםגונץ מיקס סנטה גדול בשקית 100 גרם מארז טסה אור גדולגומי פטל אדום שחור סטי 1 ק"ג שוק' סורינטה סנטה מיקס 1 ק"ג SORINI בונ' קריסמס סנטה עם פפיון 300 גרם SORINI
בונ' קריסמס טיפאני 180 גרם
SORINIROVELLI פרליני שוקולד סנטה בשקית 400 גרם קינדר קריסמיס מיקס דמות 102 ג' קינדר קריסמיס מיני פריינדס 164ג' קינדר סנטה מילקי קרמל 110ג' קינדר קריסמס גרביים 212ג' רפאלו קריסמס גראנד 125ג'
פררו רושר
קריסמיס סנטה 70ג'
קינדר שוקולד חנוכייה 135 גרם קינדר קריסמס תיק מיקס 193ג' קינדר קריסמיס קלנדר כוכב מעורב 149 ג' קינדר קריסמיס ביצה ענקית בנות 220ג' קינדר קריסמיס ביצה ענקית בנים 220ג'
קינדר קריסמס דמויות
עם הפתעה 36ג'
קינדר קריסמיס לב עם הפתעה 53ג' מילקה אוראו סנדוויץ 92 גרם מילקה שוקולד חלב עם עדשים 100 גרם מילקה עוגיות סנסיישן 156 גרם וופל מילקה במילוי קרם 150 גרם אצבעות מילקיניס מילקה 87.5 גרם
טורינו
מריר 320ג'
דן לגן 10 כד שמן חנוכה נחושת 7 סמ סביבון מוט נס גדול היה פה ברשת 14 סמ אקדח 2 סביבון אור+ 3 פרופלור בלוח 33X16 סמ סביבון 5 קומות בלוח 17X12 סמ סביבון קפיץ 5 ראשים בקופ 22.5X13 סמ
10 כלי דמוי
נורה למילוי עם הברגה 9 סמ
דן לגן 12 מ.מפתחות פנס לד צבעוני 7 סמ מארז 3 מזרקים לאפייה ולבישול 10 מל' מזרק גדול לאפייה - 50 מל' 4 סביבון טוש מצייר בלוח 29X10 סמ דן לגן 10 סביבון טוש מצייר צבעוני 6.5X5.5 סמ
3
חותכן חנוכה כוכב סביבון חנוכיההפתעה 10 פנס לד צבעוני 9 סמ 12 מזרק 20 מל' לעבודות יצירה וקישוט גומי נודלס ענקי 120ג' מרשמלו פאסט פוד 100ג' טרנד גומי מח תות 120 גרם נוזל גומי סנטה ענקי 170ג'
מטבעות ברשת 27.5
גרםמטבע 10 שח חלבי 1 ק"ג מטבע 5 שח פרווה 1 ק"ג פרוטאין פרו-חטיף חלבון טבעוני בטעם פיסטוק שוקולד 55 גרם פרוטאין פרו-חטיף חלבון טבעוני בטעם שוקולד וניל 55 גרם
פרוטאין פרו-חטיף חלבון טבעוני בטעם בוטנים
קרמל ושוקולד 55 גרם
מיקס כדורים שוקולד חלב ולבן 55 גרם כרמית MIX בייגלה מצופה שוקולד לבן 55 גרם כרמית MIX בייגלה מצופה שוקולד חלב 55 גרם כרמית MIX חטיף דגנים גרנולה עם פירות יבשים 175גר'
חטיף דגנים
בתוספת אגוזים ושוקולד מריר 125גר'
חטיף גרונלה בתוספת צימוקים 175 גר' טופי כדורים בטעם תותי פרוטי 16 גרם בונ' פח דמות סנטה השומר 350 גרם SORINI מארז שי לחנוכה סביבונצ'יק
בונ' פח משאית קריסמס 200 גרם
SORINIבובספוג משקה פחית הדר 330 מל שק' קונפטי פי.וי.סי-סביביון מיקס צבעיםשק' קונפטי פי.וי.סי-כד שמן מיקס צבעיםממתק גומי מתקלף מיקס 60 גרם ממתק גומי מתקלף מנגו 75 גרם
לייס בטעם כמהין שחור 90
גרםטולבקס שוקולד 18 גרם צעצוע סנטה בובות עם סוכריות 8 גרם Candytoy סט 12 קישוטי שולחן לחנוכה -כחול/זהב מיטאלי חב' 10 כוסות נייר-חנוכה שמח כחול/זהב מיטאלי
חב' 10 צלחות נייר ק.18 ס"מ-חנוכה שמח כחול/זהב
מיטאליחב' 10 צלחות נייר ק.23 ס"מ-חנוכה שמח כחול/זהב מיטאלי קפ' קרטון + חלון- 8/51/18 ס"מ -חנוכה שמח כחול/זהב מיטאלי סט 12 קישוטי שולחן לחנוכה -צבעוני מארז סלסלה טסה מתוקה
ממרח לוטוס קראנצ'י 380
גרםביסקויט קרמל לוטוס 156 גרם ביסקויט לוטוס בטעם קרמל 250 גרם גליליות וופלים לימון 250 גרם סנטה וורלד איש שלג 150 גרם סנטה וורלד סנטה,איש שלג ומלאך שקית 75 גרם
סנטה וורלד סנטה קלאוס שקית 108
גרםסנטה וורלד מיקס שוקולד קריסמס במגף 243 גרם סנטה וורלד מיקס שוקולד קריסמס בכוס 108 גרם היידי פינגווין 70ג' היידי איש שלג 70ג' היידי איש שלג 150ג' קינדר סנטה קישוט עץ 3x15ג' 45ג'
שוקולד קינדר בצורת סנטה
קלאוס 160ג'
רפאלו קריסמיס כוכב קטן 40 ג קינדר קריסמס שוקולד 150ג' קינדר סורפריז סנטה בנים 75ג' פררו קריסמס רושר כוכב 37.5 ג' דופלו קריסמיס איש שלג 75ג' קיט קט קריסמיס סנטה 45 ג'
סמארטיס קריסמיס סנטה 50
ג'היידי סנטה עומד 70ג' גונץ שוקולד LOL לוח שנה 75 גרם בונ' זהב בצורת עץ מקרטון עם ממתקים 170 גרם VOBRO בונ' ירוקה בצורת עץ עם ממתקים 170 גרם VOBRO בונ' שוק' דמויות סנטה 160 גרם VOBRO
בונ' שוק'
גריזלי קריסמס 156 גרם VOBRO
בונ' אדומה משולשת בצורת עץ מקרטון עם שרי 126 גרם VOBRO בונ' בית קריסמס מקרטון עם ממתקים 200 גרם VOBRO 10 סביבון פלסטיק צבעוני 9 סמ
דן לגן 10 סביבון זהב 8.5
סמטראפל בלגי מארז כסף 150ג' טראפל בלגי מארז זהב 150ג' אירופה סוכריות מקל סבא בטעם מנטה 170 גרם אירופה סוכריות מקל סבא בטעם תות 170 גרם מונסטר גרין זירו פחית 500 מ"ל מונסטר 500 מ"ל ULTRA
מונסטר
500 מ"ל PIPELINE PUNCH
ABK מארז ממתקים לקריסמיס עגול מס' 6 300 גרם ABK מארז ממתקים לקריסמיס ידית אדומה מס' 2 300 גרם ABK מארז מתנה פעמון לקריסמיס מס' 1 200 גרם
ABK מארז ממתקים
לקריסמיס ידית ירוקה מס' 3 400 גרם
ABK מארז ממתקים יוקרתי לקריסמיס (מלאך) מס' 7 450 גרם ABK מארז ממתקים גדול לקריסמיס דגם תיק מס' 4 500 גרם
ABK מארז ממתקים ענק לקריסמיס (רכבת) מס' 5 750
גרםקיבלר קרקר שמינייה גבינה צ'דר כתום 311 גרם צ'יז איט קרקר גבינה צהובה 127 גרם מונסטר אולטרה תות 500 מ"ל מונסטר 500 מ"ל ROSSI גומי לעיסה בטעמי פירות 800 גרם בזוקה ברי 120 גרם בזוקה מיקס 120 גרם
ג'וסי
דרופ סוכריה מתפוצצת טרופי 120 גרם
בזוקה טרופי 120 גרם בזוקה פירות 120 גרם אמ אנד אמס כחול קריספי 107ג' פררו רושר קריסמיס עץ אשוח 150ג' קינדר קריסמיס סנטה עומד 110ג' הריבו דובי גומי חמוץ 175 גרם
הריבו גומי
צ'יפס חמוץ 175ג'
בייגלה ציו מקלות תפו"א 80 גרם בייגלה ציו מקלות מלוחים 100 גרם טרולי גומי ממולא תות 75 גרם טרולי גומי זחלים 150 גרם טרולי מרשמלו בננה 150 גרם טרולי מרשמלו 150 גרם
טרולי גומי ממולא 75 גרם
ENERGY BALLZטרולי גומי ממולא דובדבן קולה 75 גרם טרולי גומי ממולא מנגו 75 גרם ד"ר פפר וניל מוקצף 355 מ"ל ד"ר פפר בטעם אוכמניות 355 מ"ל פרינגלס אדובאדה צילי 158 גרם
חטיף פרינגלס דבש חרדל 158
גרםשוקולד קינדר מקסי שישייה 126 גרם קינדר קריסמיס סנטה עומד 55ג' ד"ר פפר אורגינל 355 מ"ל קלוגס קורנפלקס דגני בוקר תירס 250 גרם גונץ שוקולד לוח שנה מיקי מאוס 50 גרם
FROZEN שוקולד לוח שנה לשבור את
הקרח 50 גרם
צילינדר אייסקונפקט קריסמס 500 גרם MORITZ WAWI סנטה שקית 200 גרם WAWI סנטה קלנדר 50 גרם WAWI סנטה בודד עם כובע 80 גרם WAWI שוק' סנטה בודד עם כובע וכיס 200גר'
ריטר חלב עם
אמיצ'לי 100 גרם
חנוכיה פח זהב חנוכה שמח 25X14 סמ גוסי ממתק ג'ל בצורת עט בטעם פטל 15 גרם גוסי ממתק ג'ל בצורת עט בטעם אבטיח 15 גרם גוסי ממתק ג'ל בצורת עט בטעם תות 15 גרם
גומי דיפ מקלות עם ג'ל חמוץ
בטעם תות 30 גרם
גומי דיפ מקלות עם ג'ל חמוץ בטעם פטל 30 גרם בונבונירה דובאי 200 גרם גוסי ג'ל בקבוק חמוץ 20 גרם גוסי ג'ל סמיילי 20 גרם מארז 6 יח' תיבת אוצר פלסטיק קינדר דגנים רביעייה 94 גרם
צעצוע מכונת
מזל+סוכריותלקקן סיסי סטיקס פינגווין תות 9 גרם פרינגלס פילי סטייק גבינה 158 גרם פרינגלס הכל בייגל 158 גרם פרינגלס שמנת בצל צדר 158 גרם פרינגלס מלח וינגרייט 158 גרם פרינגלס ראנץ' 158 גרם
פרינגלס גבינה צ'דר 158
גרםקיבלר קרקר שמינייה קלאב צ'דר 311 גרם פררו קולקשיין גרנד אסורטמנט 197.8 גרם אוראו מארז וניל 12 יח' 441.6 גרם אוראו מארז גלידה 12 יח' 331.2 גרם אוראו מארז שוקו 12 יח' 441.6 גרם
אוראו מארז תות 12 יח' 441.6
גרםממתק אבקה חמוץ- מתוק בטעם תות מארז 6 יח נוטלה 200 גרם גולון טווינס ללא ת.סוכר 147ג' גולון סנדוויץ' שוקולד ל.סוכר 250ג' גולון דיאג'סטיב מוזלי 365ג' מסטיק חמוץ בטעם תות שדה 40 יחידות 328 גרם
מסטיק חמוץ
בטעם מנגו 40 יחידות 328 גרם
מסטיק חמוץ בטעמים שונים 40 יחידות 328 גרם מסטיק חמוץ בטעם דובדבן לימון פסיפלורה 40 יחידות 328 גרם בד"צ טורינו חלב 320ג' בד"צ רגוסה קלאסיק 100ג' הריבו בלוני לבבות 140 גרם
הריבו
נחשים תאומים 154 גרם
הריבו שקית 160 גרם דובי צבעוני הריבו מיקס אדומים 175 גרם הריבו כוכבים 175 גרם ריטר לבן סמרטיס 100 גרם ריטר חלב סמרטיס 100 גרם דוריטוס רוטב דיפ סלסה חריף עדין 300 גרם
דוריטוס רוטב
דיפ נאציו גבינה 280 גרם
דוריטוס רוטב דיפ סלסה חריף 300 גרם דוריטוס רוטב דיפ שמנת חמוצה ושום 280 גרם קווסט עוגיית חלבון שוקולד צ'יפסקווסט עוגיית חלבון חמאת בוטנים שוקולד צ'יפס
מארז לקקן ברבי 30 יח' 390
גרםקינדר ג'וי שלישייה 60 גרם מרשמלו 150 גר – סוניק מארז מקלות מרשמלו יאמס צבעוני 18 יח' 270 גרם מרשמלו פרחים יאמס 160 גרם מרשמלו לבבות יאמס 160 גרם מרשמלו לבבות יאמס כחול לבן 160 גרם
ממתק מרשמלו
פרחים צבעוני בטעם תות וניל 500 גרם BOULOS
ממתק מרשמלו לבבות ורוד לבן בטעם תות וניל 500 גרם BOULOS ממתק מרשמלו מסולסל BOULOSתכלת לבן בטעם תות וניל 500 גרם
ממתק מרשמלו מסולסל
BOULOSורוד לבן בטעם תות וניל 500 גרם
ממתק מרשמלו כריות ורוד,לבן בטעם תות וניל 500 גרם BOULOS ממתק מרשמלו מסולסל צבעוני BOULOSבטעם תות וניל 500 גרם פופין מרשמלו טוויסט אבטיח 120 גרם
פופין
מרשמלו טוויסט אוכמניות 120 גרם
פופין מרשמלו 3D תות שדה 100 גרם קטשופ סרירצ'ה חריף 567ג' סוכריות סודה בצורת אבן נייר ומספרים 216 גרם פס טעים בטעם תותי פרוטי עשירייה 150 גרם
לקקן שרביט הקסמים 24
גרםפס טעים בטעם תות עשירייה 150 גרם פס טעים בטעם אבטיח עשירייה 150 גרם עיד פרש דפי מנטה תות אדום 0.6 גרם לארבי מרשמלו אבטיח 180ג' לארבי מרשמלו לב 180ג' לארבי מרשמלו פרח 180ג'
הריבו מרשמלו ורוד
לבן 175ג'
הריבו מרשמלו אקזוטיק 175ג' WOW Z קלסטרס פירות 85 גרם WOW Z קלסטרס פירות יער 85 גרם שוקולד Angel hair צמר גפן עם פיסטוק 150 גרם טבלת שוקולד דובאי לבן 200 גרם
טבלת שוקולד דובאי חלב 200
גרםWOW Z רופ משפחתי פירות 100 גרם מקל סבא צבעוני 144 גרם מקל סבא כחול לבן 144 גרם מקל סבא ורוד לבן 144 גרם קלבי חטיף צ'יפס שוקולד 40 גרם גולון דיאג'סטיב תפוז 280ג' גולון באטר פליי 495ג'
לינדור חלב 600
גרםפולרטי חטיפי קרח 400 מ"ל ורוד ממרח נוטלה טבעוני 350 גרם טבלת פררו רושר שוקולד מריר 70% 90 גרם ביצת קינדר קלאסי שלישייה 60 גרם מסטיק אגוגו בטעם פירות 40 יחידות 330 גרם
ריצ סנדביץ גליל בטעם גבינה 91
גרםמרשמלו כובע כחול לבן 500 גרם מרשמלו מיני כחול פיני 500 ג מרשמלו מיני ורוד פיני 500 ג מרשמלו גולף כחול 500 גרם מרשמלו גולף אדום 500 גרם סוכריות סודה בצורת טטריס 216 גרם
סוכריות סודה בצורת כלי עבודה 216
גרםסוויטאנגו אבקה להכנת אייס קפה 250 גרם סוויטאנגו ממתיק 700 גרם סוכריות סודה בצורת חותמת 198 גרם סוכריות סודה בצורת פיצה 180 גרם מרשמלו חטיפי העמק 30 גרם ממרח תמרים 450 גרם קליית גת
שקית
ההפתעות ממתקים "חגשבי" בינוניטרנד לארבי מנגו וקשיו 28ג' טרנד לארבי תות שלם מיובש לבן 60ג' טרנד לארבי תות שלם מיובש שוקו 60ג' טרנד לארבי תות שלם מיובש מאצ'ה 60ג' מארז ממתקים שקית הפתעה טסהג'מבו
טורטילה צ'יפס בטעם גבינת נאצ'ו 100 גרם
ג'מבו טורטילה צ'יפס בטעם ברביקיו 100 גרם שקית שימחת תורה בינוניתתערובת להכנת צ'ורוס 500ג' פילסברי קרם גבינת שמנת 453 גרם פילסברי ציפוי קרמל מלוח 453ג'
פילסברי קרם
קרמל 453 גרם
פילסברי ציפוי וניל ל.ת.סוכר 454ג' ריסז רוטב ח.בוטנים 198ג' קינדר הפי היפו חמישייה 105 גרם צ'יטוס מק אנד צ'יז פליימינג הוט 160ג' הריבו קינדר מיקס 375ג' הריבו לשון תוססת ל. ג'לטין 185ג'
מסטיק מנטוס תות
שדה חמוץ 60 גרם
מסטיק מנטוס תפוח ירוק חמוץ 60 גרם אוראו עוגה סנדביץ שוקולד תפוז 88 גרם ריצ סנדביץ דאבל גבינה 67 גרם ריצ סנדביץ דאבל לימון 67 גרם ריצ סנדביץ גבינה מלוחה 67 גרם
אוראו קופסא עוגת יומולדת 97
גרםאוראו תות שדה 97 גרם אמ אנד אמס שוקו חום 363ג'- K אמ אנד אמס צהוב בוטנים 125ג' אמ אנד אמס קריספי כחול 309ג' אמ אנד אמס פאוצ' חום 125ג'- K פופפולי פופקורן 240 גרם צדר חלפיניו
פופפולי פופקורן 240 גרם
מתוק מלוחפופפולי פופקורן 240 גרם מרשמלו פופפולי פופקורן 240 גרם חמאה סינמה פופפולי פופקורן 240 גרם טבעי פופפולי פופקורן 240 גרם חמאה אורגני פופפולי פופקורן 240 גרם מלח ים
פופפולי פופקורן 240 גרם מלח ים
ופלפלפופפולי פופקורן 240 גרם קרמל מלוח פופפולי פופקורן 240 גרם צדר לבן פופפולי פופקורן 240 גרם צדר צהוב פופפולי פופקורן 240 גרם חמאה מופחת שומן פופפולי פופקורן 240 גרם חמאה
פופפולי פופקורן 240 גרם קינמון
טוסטפופפולי פופקורן 240 גרם צדר חריף נסטלה 8יח אבקת שוקו מרשמלו 193.6ג' צ'ופה צ'ופס שערות סבתא מסטיק בטעם אבטיח 11 גרם צופה צופס שערות סבתא מסטיק בטעם פירות 11 גרם לקקן ג'ל לב תות 156 גרם
לקקן
ג'ל בטעם אבטיח 156 גרם
לקקן ג'ל בטעם קולה 156 גרם לקקן בטעם גלידת שוקו קרמל 200 גרם לקקן ברווזון בטעם תות שדה 240 גרם מארז 8 יח' לקקן ברבי 80 גרם מארז לקקן בטעם גלידת תות 200 גרם לקקן ברבי 13 גרם
מייק
אנד אייק פטל כחול חמוץ 120 גרם
ROVELLI שוקולד בעיצוב דבורה פרלינים 800 גרם ROVELLI שוקולד חג שמח חום זהב חלב פרלינים 800 גרם שופר פלסטיק טבעי 22 ס"מ צלחת "8 שנה טובה - 10 יח'
צלחת "10 שנה טובה